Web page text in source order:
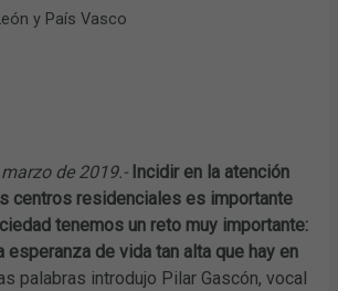
y País Vasco
de 2019.- Incidir en la atención
centros residenciales es importante
tenemos un reto muy importante:
esperanza de vida tan alta que hay en
palabras introdujo Pilar Gascón, vocal